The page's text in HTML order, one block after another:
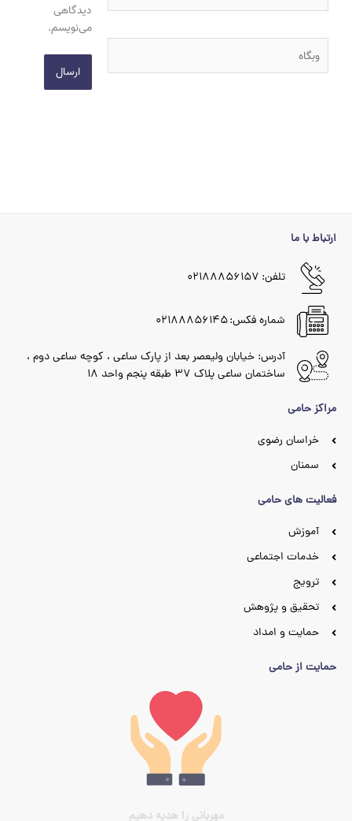
دیدگاهی
می‌نویسم.
ارتباط با ما
تلفن: ۰۲۱۸۸۸۵۶۱۵۷
شماره فکس: ۰۲۱۸۸۸۵۶۱۴۵
آدرس: خیابان ولیعصر بعد از پارک ساعی ، کوچه ساعی دوم ،
ساختمان ساعی پلاک ۳۷ طبقه پنجم واحد ۱۸
مراکز حامی
خراسان رضوی
سمنان
فعالیت های حامی
آموزش
خدمات اجتماعی
ترویج
تحقیق و پژوهش
حمایت و امداد
حمایت از حامی
مهربانی را هدیه دهیم